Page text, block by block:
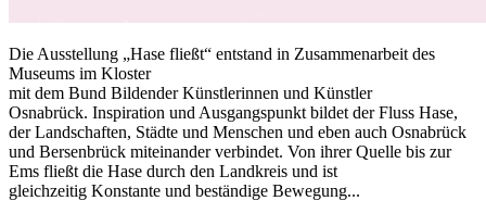
Die Ausstellung „Hase fließt“ entstand in Zusammenarbeit des
Museums im Kloster
mit dem Bund Bildender Künstlerinnen und Künstler
Osnabrück. Inspiration und Ausgangspunkt bildet der Fluss Hase,
der Landschaften, Städte und Menschen und eben auch Osnabrück
und Bersenbrück miteinander verbindet. Von ihrer Quelle bis zur
Ems fließt die Hase durch den Landkreis und ist
gleichzeitig Konstante und beständige Bewegung...